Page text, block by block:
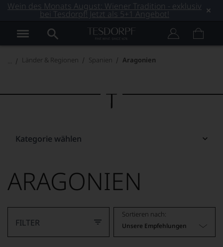
Wein des Monats August: Wiener Tradition - exklusiv
bei Tesdorpf! Jetzt als 5+1 Angebot!
Länder & Regionen Spanien Aragonien
Kategorie wählen
ARAGONIEN
FILTER
Sortieren nach:
Unsere Empfehlungen